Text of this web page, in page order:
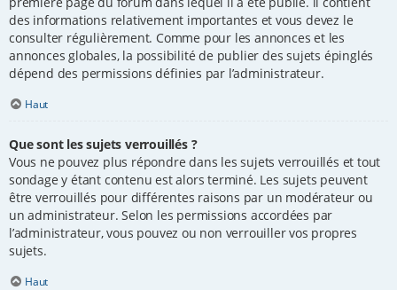
des informations relativement importantes et vous devez le
consulter régulièrement. Comme pour les annonces et les
annonces globales, la possibilité de publier des sujets épinglés
dépend des permissions définies par l’administrateur.
Haut
Que sont les sujets verrouillés ?
Vous ne pouvez plus répondre dans les sujets verrouillés et tout
sondage y étant contenu est alors terminé. Les sujets peuvent
être verrouillés pour différentes raisons par un modérateur ou
un administrateur. Selon les permissions accordées par
l’administrateur, vous pouvez ou non verrouiller vos propres
sujets.
Haut